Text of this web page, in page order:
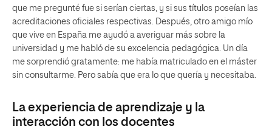
que me pregunté fue si serían ciertas, y si sus títulos poseían las
acreditaciones oficiales respectivas. Después, otro amigo mío
que vive en España me ayudó a averiguar más sobre la
universidad y me habló de su excelencia pedagógica. Un día
me sorprendió gratamente: me había matriculado en el máster
sin consultarme. Pero sabía que era lo que quería y necesitaba.
La experiencia de aprendizaje y la
interacción con los docentes